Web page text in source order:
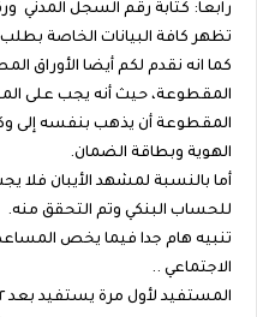
رابعا: كتابة رقم السجل المدني
تظهر كافة البيانات الخاصة
كما انه نقدم لكم أيضا الأوراق
المقطوعة، حيث أنه يجب على
المقطوعة أن يذهب بنفسه إلى
الهوية وبطاقة الضمان.
أما بالنسبة لمشهد الأيبان فلا
للحساب البنكي وتم التحقق منه.
تنبيه هام جدا فيما يخص
الاجتماعي ..
المستفيد لأول مرة يستفيد بعد ١٢ شهر من تاريخ التقديم .